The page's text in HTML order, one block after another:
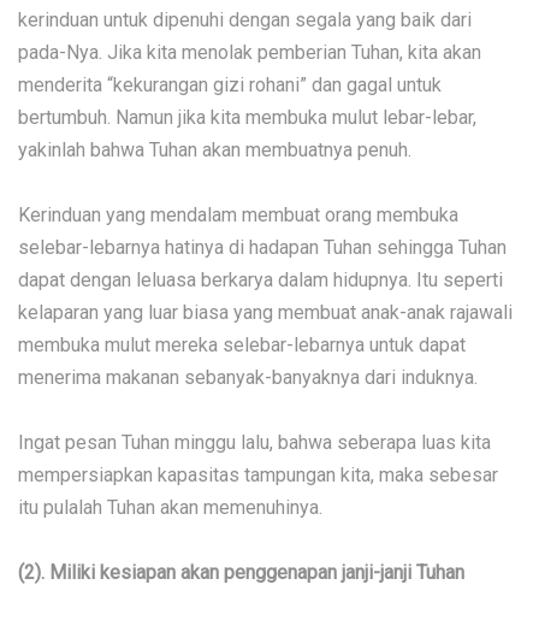
kerinduan untuk dipenuhi dengan segala yang baik dari
pada-Nya. Jika kita menolak pemberian Tuhan, kita akan
menderita “kekurangan gizi rohani” dan gagal untuk
bertumbuh. Namun jika kita membuka mulut lebar-lebar,
yakinlah bahwa Tuhan akan membuatnya penuh.
Kerinduan yang mendalam membuat orang membuka
selebar-lebarnya hatinya di hadapan Tuhan sehingga Tuhan
dapat dengan leluasa berkarya dalam hidupnya. Itu seperti
kelaparan yang luar biasa yang membuat anak-anak rajawali
membuka mulut mereka selebar-lebarnya untuk dapat
menerima makanan sebanyak-banyaknya dari induknya.
Ingat pesan Tuhan minggu lalu, bahwa seberapa luas kita
mempersiapkan kapasitas tampungan kita, maka sebesar
itu pulalah Tuhan akan memenuhinya.
(2). Miliki kesiapan akan penggenapan janji-janji Tuhan